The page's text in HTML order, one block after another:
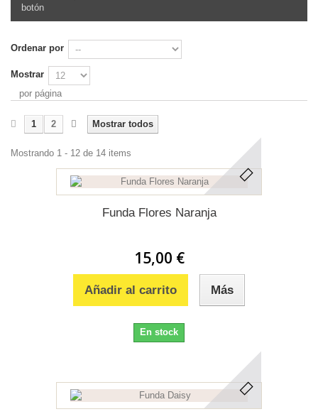
botón
Ordenar por
Mostrar
por página
Mostrar todos
1 2
Mostrando 1 - 12 de 14 items
Funda Flores Naranja
15,00 €
Añadir al carrito Más
En stock